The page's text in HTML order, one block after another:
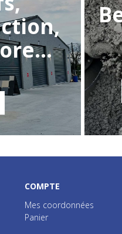
COMPTE
Mes coordonnées
Panier